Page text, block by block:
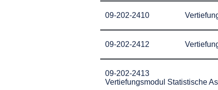
09-202-2410
09-202-2412
09-202-2413
Vertiefungsmodul Statistische